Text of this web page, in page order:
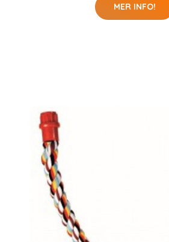
MER INFO!